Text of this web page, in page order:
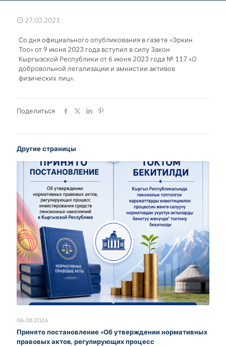
27.03.2021
Со дня официального опубликования в газете «Эркин
Тоо» от 9 июня 2023 года вступил в силу Закон
Кыргызской Республики от 6 июня 2023 года № 117 «О
добровольной легализации и амнистии активов
физических лиц».
Поделиться
Другие страницы
06.08.2026
Принято постановление «Об утверждении нормативных
правовых актов, регулирующих процесс